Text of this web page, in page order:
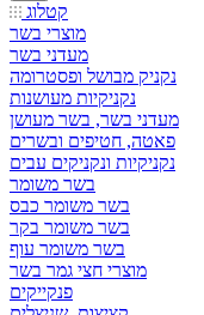
קטלוג
מוצרי בשר
מעדני בשר
נקניק מבושל ופסטרומה
נקניקיות מעושנות
מעדני בשר, בשר מעושן
פאטה, חטיפים ובשרים
נקניקיות ונקניקים עבים
בשר משומר
בשר משומר כבס
בשר משומר בקר
בשר משומר עוף
מוצרי חצי גמר בשר
פנקייקים